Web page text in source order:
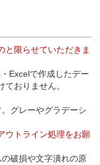
と限らせていただきま
Excelで作成したデー
おりません。
グレーやグラデーシ
ウトライン処理をお願
破損や文字潰れの原